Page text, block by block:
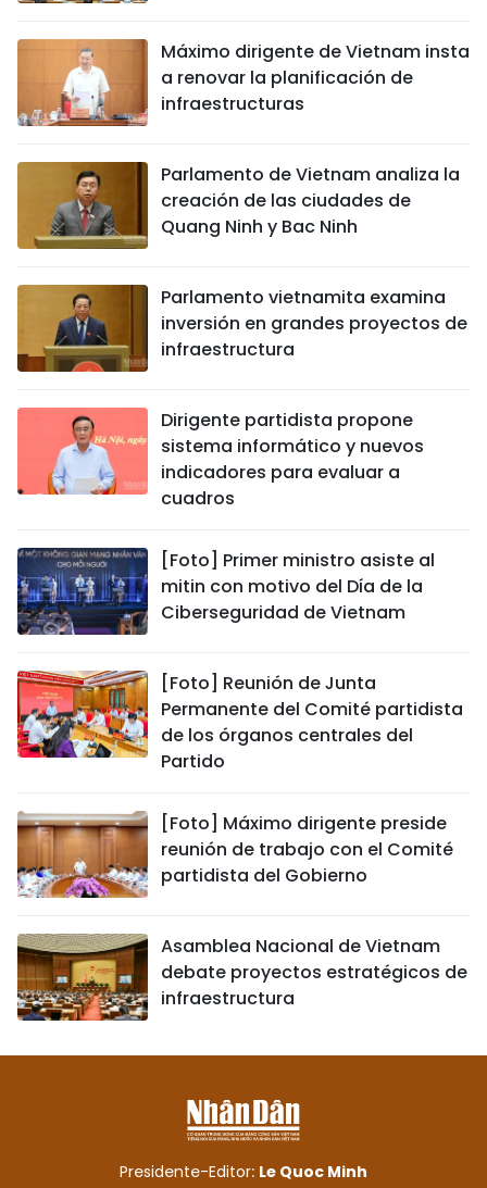
Máximo dirigente de Vietnam insta
a renovar la planificación de
infraestructuras
Parlamento de Vietnam analiza la
creación de las ciudades de
Quang Ninh y Bac Ninh
Parlamento vietnamita examina
inversión en grandes proyectos de
infraestructura
Dirigente partidista propone
sistema informático y nuevos
indicadores para evaluar a
cuadros
[Foto] Primer ministro asiste al
mitin con motivo del Día de la
Ciberseguridad de Vietnam
[Foto] Reunión de Junta
Permanente del Comité partidista
de los órganos centrales del
Partido
[Foto] Máximo dirigente preside
reunión de trabajo con el Comité
partidista del Gobierno
Asamblea Nacional de Vietnam
debate proyectos estratégicos de
infraestructura
Presidente-Editor: Le Quoc Minh